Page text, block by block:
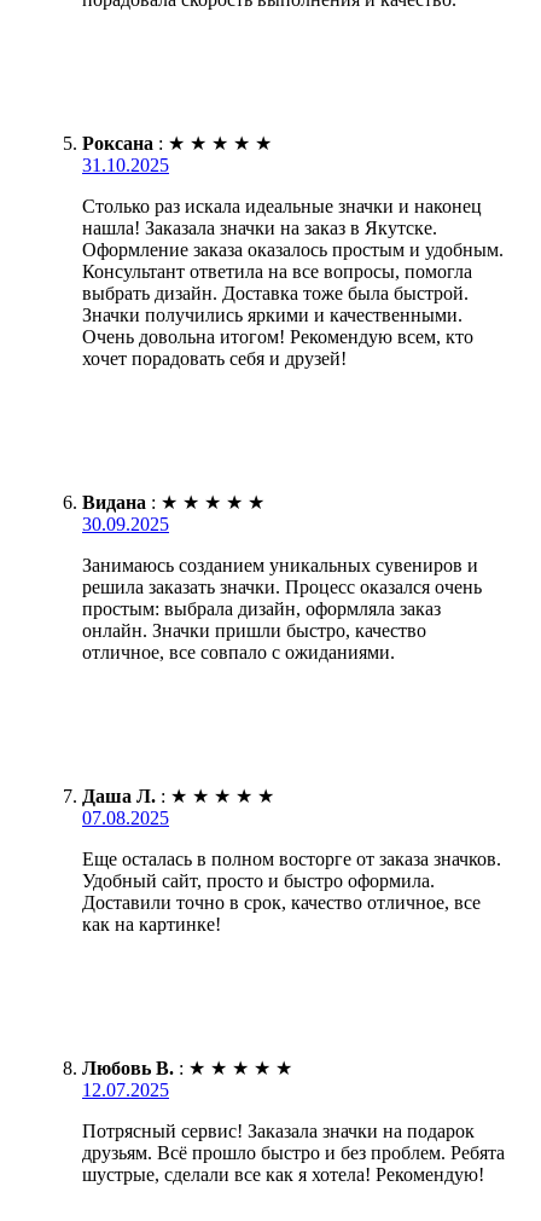
Роксана : ★ ★ ★ ★ ★
31.10.2025
Столько раз искала идеальные значки и наконец
нашла! Заказала значки на заказ в Якутске.
Оформление заказа оказалось простым и удобным.
Консультант ответила на все вопросы, помогла
выбрать дизайн. Доставка тоже была быстрой.
Значки получились яркими и качественными.
Очень довольна итогом! Рекомендую всем, кто
хочет порадовать себя и друзей!
Видана : ★ ★ ★ ★ ★
30.09.2025
Занимаюсь созданием уникальных сувениров и
решила заказать значки. Процесс оказался очень
простым: выбрала дизайн, оформляла заказ
онлайн. Значки пришли быстро, качество
отличное, все совпало с ожиданиями.
Даша Л. : ★ ★ ★ ★ ★
07.08.2025
Еще осталась в полном восторге от заказа значков.
Удобный сайт, просто и быстро оформила.
Доставили точно в срок, качество отличное, все
как на картинке!
Любовь В. : ★ ★ ★ ★ ★
12.07.2025
Потрясный сервис! Заказала значки на подарок
друзьям. Всё прошло быстро и без проблем. Ребята
шустрые, сделали все как я хотела! Рекомендую!